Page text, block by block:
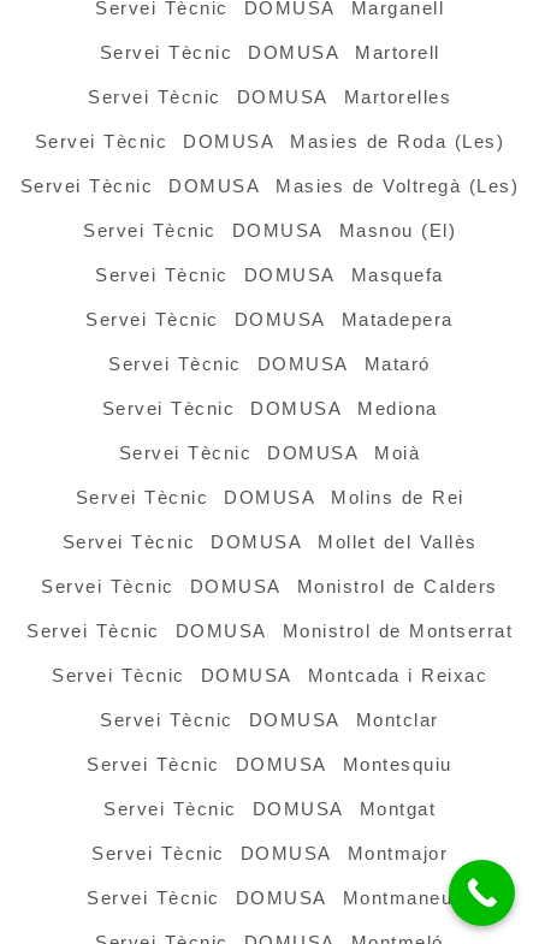
Servei Tècnic DOMUSA Marganell
Servei Tècnic DOMUSA Martorell
Servei Tècnic DOMUSA Martorelles
Servei Tècnic DOMUSA Masies de Roda (Les)
Servei Tècnic DOMUSA Masies de Voltregà (Les)
Servei Tècnic DOMUSA Masnou (El)
Servei Tècnic DOMUSA Masquefa
Servei Tècnic DOMUSA Matadepera
Servei Tècnic DOMUSA Mataró
Servei Tècnic DOMUSA Mediona
Servei Tècnic DOMUSA Moià
Servei Tècnic DOMUSA Molins de Rei
Servei Tècnic DOMUSA Mollet del Vallès
Servei Tècnic DOMUSA Monistrol de Calders
Servei Tècnic DOMUSA Monistrol de Montserrat
Servei Tècnic DOMUSA Montcada i Reixac
Servei Tècnic DOMUSA Montclar
Servei Tècnic DOMUSA Montesquiu
Servei Tècnic DOMUSA Montgat
Servei Tècnic DOMUSA Montmajor
Servei Tècnic DOMUSA Montmaneu